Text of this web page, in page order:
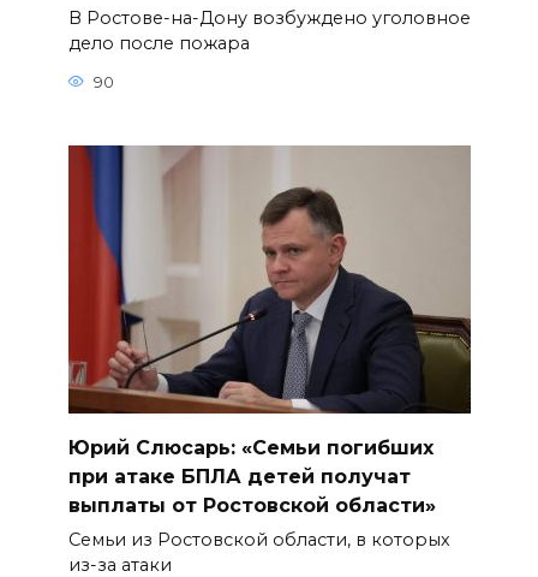
В Ростове-на-Дону возбуждено уголовное
дело после пожара
90
Юрий Слюсарь: «Семьи погибших
при атаке БПЛА детей получат
выплаты от Ростовской области»
Семьи из Ростовской области, в которых
из-за атаки